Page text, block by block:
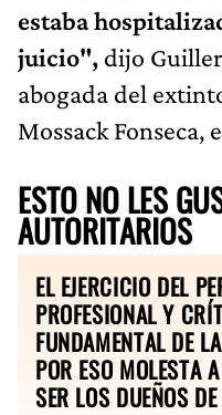
estaba
juicio", dijo
abogada del
Mossack Fonseca,
ESTO NO LES
AUTORITARIOS
EL EJERCICIO DEL
PROFESIONAL Y
FUNDAMENTAL DE
POR ESO MOLESTA
SER LOS DUEÑOS